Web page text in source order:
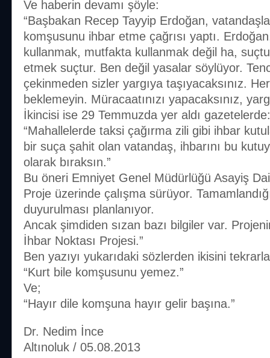
Ve haberin devamı şöyle:
“Başbakan Recep Tayyip Erdoğan,
komşusunu ihbar etme çağrısı yaptı.
kullanmak, mutfakta kullanmak değil ha,
etmek suçtur. Ben değil yasalar söylüyor.
çekinmeden sizler yargıya taşıyacaksınız.
beklemeyin. Müracaatınızı yapacaksınız,
İkincisi ise 29 Temmuzda yer aldı gazetelerde:
“Mahallelerde taksi çağırma zili gibi ihbar
bir suça şahit olan vatandaş, ihbarını bu
olarak bıraksın.”
Bu öneri Emniyet Genel Müdürlüğü Asayiş
Proje üzerinde çalışma sürüyor.
duyurulması planlanıyor.
Ancak şimdiden sızan bazı bilgiler var.
İhbar Noktası Projesi.”
Ben yazıyı yukarıdaki sözlerden ikisini
“Kurt bile komşusunu yemez.”
Ve;
“Hayır dile komşuna hayır gelir başına.”
Dr. Nedim İnce
Altınoluk / 05.08.2013